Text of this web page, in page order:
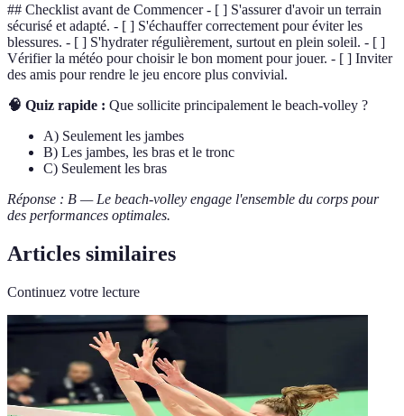
## Checklist avant de Commencer - [ ] S'assurer d'avoir un terrain
sécurisé et adapté. - [ ] S'échauffer correctement pour éviter les
blessures. - [ ] S'hydrater régulièrement, surtout en plein soleil. - [ ]
Vérifier la météo pour choisir le bon moment pour jouer. - [ ] Inviter
des amis pour rendre le jeu encore plus convivial.
🧠 Quiz rapide : Que sollicite principalement le beach-volley ?
A) Seulement les jambes
B) Les jambes, les bras et le tronc
C) Seulement les bras
Réponse : B — Le beach-volley engage l'ensemble du corps pour
des performances optimales.
Articles similaires
Continuez votre lecture